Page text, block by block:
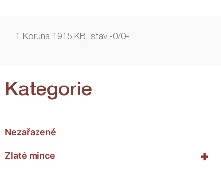
Kategorie
Nezařazené
+
Zlaté mince
1 Koruna 1915 KB, stav -0/0-